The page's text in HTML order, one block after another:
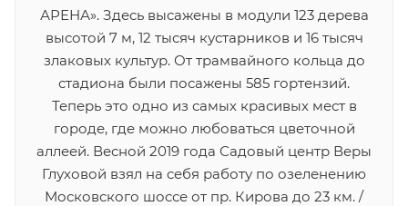
АРЕНА». Здесь высажены в модули 123 дерева
высотой 7 м, 12 тысяч кустарников и 16 тысяч
злаковых культур. От трамвайного кольца до
стадиона были посажены 585 гортензий.
Теперь это одно из самых красивых мест в
городе, где можно любоваться цветочной
аллеей. Весной 2019 года Садовый центр Веры
Глуховой взял на себя работу по озеленению
Московского шоссе от пр. Кирова до 23 км. /